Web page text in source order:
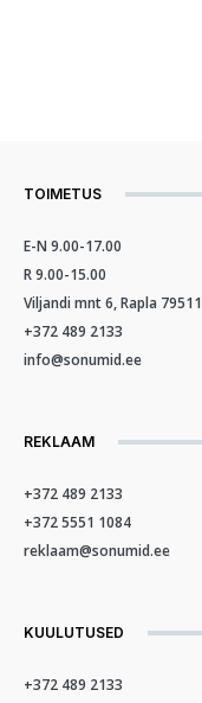
TOIMETUS
E-N 9.00-17.00
R 9.00-15.00
Viljandi mnt 6, Rapla 79511
+372 489 2133
info@sonumid.ee
REKLAAM
+372 489 2133
+372 5551 1084
reklaam@sonumid.ee
KUULUTUSED
+372 489 2133